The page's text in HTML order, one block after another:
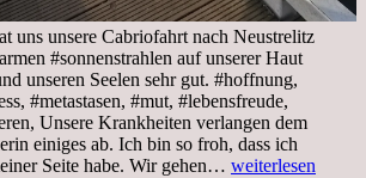
uns unsere Cabriofahrt nach Neustrelitz
#sonnenstrahlen auf unserer Haut
unseren Seelen sehr gut. #hoffnung,
#metastasen, #mut, #lebensfreude,
Unsere Krankheiten verlangen dem
einiges ab. Ich bin so froh, dass ich
Seite habe. Wir gehen… Sonnabend,
weiterlesen